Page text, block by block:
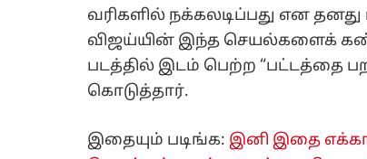
வரிகளில் நக்கலடிப்பது என
விஜய்யின் இந்த செயல்களைக்
படத்தில் இடம் பெற்ற “பட்டத்தை
கொடுத்தார்.
இதையும் படிங்க: இனி இதை